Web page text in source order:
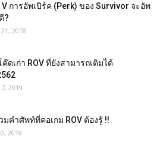
V การอัพเปิร์ค (Perk) ของ Survivor จะอัพ
?
2018
ดเก่า ROV ที่ยังสามารถเติมได้
2019
มคำศัพท์ที่คอเกม ROV ต้องรู้ !!
2018